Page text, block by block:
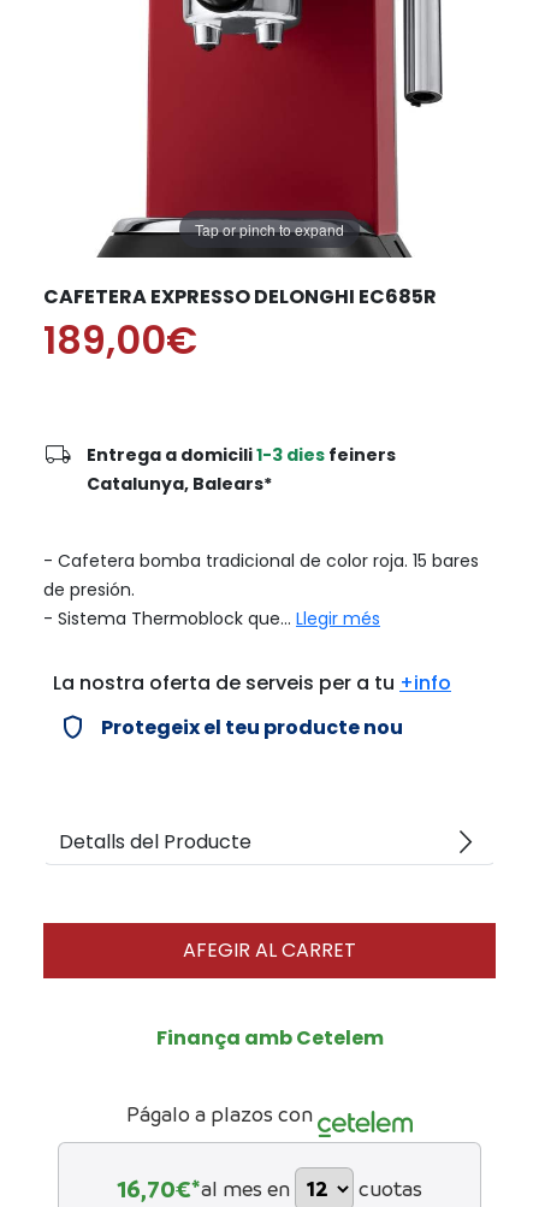
Tap or pinch to expand
CAFETERA EXPRESSO DELONGHI EC685R
189,00€
local_shipping Entrega a domicili1-3 dies feiners
Catalunya, Balears*
- Cafetera bomba tradicional de color roja. 15 bares
de presión.
- Sistema Thermoblock que... Llegir més
La nostra oferta de serveis per a tu +info
verified_user Protegeix el teu producte nou
Detalls del Producte arrow_forward_ios
AFEGIR AL CARRET
Finança amb Cetelem
Págalo a plazos con
16,70€*al mes en cuotas